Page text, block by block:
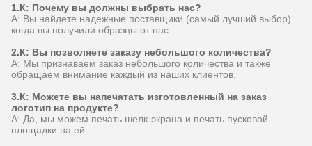
1.К: Почему вы должны выбрать нас?
А: Вы найдете надежные поставщики (самый лучший выбор)
когда вы получили образцы от нас.
2.К: Вы позволяете заказу небольшого количества?
А: Мы признаваем заказ небольшого количества и также
обращаем внимание каждый из наших клиентов.
3.К: Можете вы напечатать изготовленный на заказ
логотип на продукте?
А: Да, мы можем печать шелк-экрана и печать пусковой
площадки на ей.